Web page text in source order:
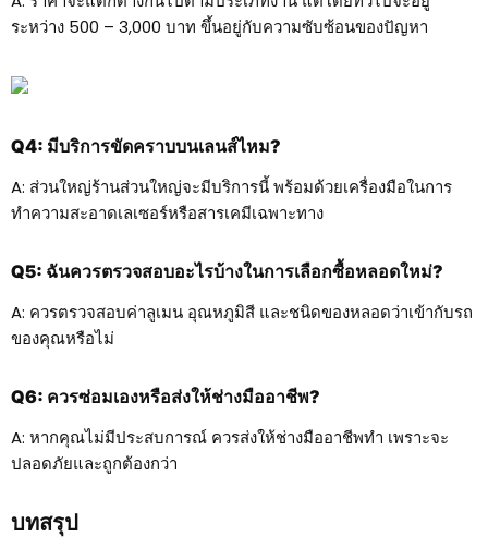
ระหว่าง 500 – 3,000 บาท ขึ้นอยู่กับความซับซ้อนของปัญหา
Q4: มีบริการขัดคราบบนเลนส์ไหม?
A: ส่วนใหญ่ร้านส่วนใหญ่จะมีบริการนี้ พร้อมด้วยเครื่องมือในการ
ทำความสะอาดเลเซอร์หรือสารเคมีเฉพาะทาง
Q5: ฉันควรตรวจสอบอะไรบ้างในการเลือกซื้อหลอดใหม่?
A: ควรตรวจสอบค่าลูเมน อุณหภูมิสี และชนิดของหลอดว่าเข้ากับรถ
ของคุณหรือไม่
Q6: ควรซ่อมเองหรือส่งให้ช่างมืออาชีพ?
A: หากคุณไม่มีประสบการณ์ ควรส่งให้ช่างมืออาชีพทำ เพราะจะ
ปลอดภัยและถูกต้องกว่า
บทสรุป